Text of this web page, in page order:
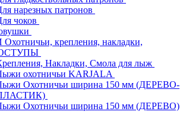
нарезных патронов
чоков
крепления, накладки,
Накладки, Смола для лыж
охотничьи KARJALA
Охотничьи ширина 150 мм (ДЕРЕВО-
Охотничьи ширина 150 мм (ДЕРЕВО)